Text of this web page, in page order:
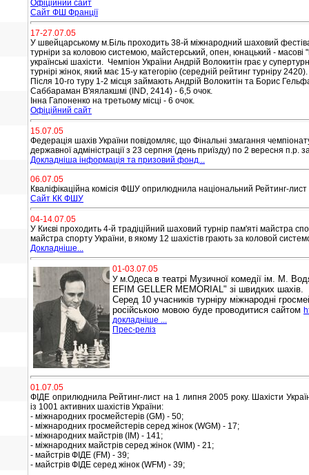
Офіційний сайт
Сайт ФШ Франції
17-27.07.05
У швейцарському м.Біль проходить 38-й міжнародний шаховий
турніри за коловою системою, майстерський, опен, юнацький - масові
українські шахісти. Чемпіон України Андрій Волокитін грає у
турнірі жінок, який має 15-у категорію (середній рейтинг турніру 2420).
Після 10-го туру 1-2 місця займають Андрій Волокитін та Борис
Саббараман В'яялакшмі (IND, 2414) - 6,5 очок.
Інна Гапоненко на третьому місці - 6 очок.
Офіційний сайт
15.07.05
Федерація шахів України повідомляє, що Фінальні змагання
державної адміністрації з 23 серпня (день приїзду) по 2 вересня п.р.
Докладніша інформація та призовий фонд...
06.07.05
Кваліфікаційна комісія ФШУ оприлюднила національний Рейтинг-лист
Сайт КК ФШУ
04-14.07.05
У Києві проходить 4-й традіційний шаховий турнір пам'яті майстра
майстра спорту України, в якому 12 шахістів грають за коловой
Докладніше...
01-03.07.05
У м.Одеса в театрі Музичної комедії ім. М.
EFІM GELLER MEMORІAL" зі швидких шахів.
Серед 10 учасників турніру міжнародні
російською мовою буде проводитися сайтом
докладніше ...
Прес-реліз
01.07.05
ФІДЕ оприлюднила Рейтинг-лист на 1 липня 2005 року. Шахісти
із 1001 активних шахістів України:
- міжнародних гросмейстерів (GM) - 50;
- міжнародних гросмейстерів серед жінок (WGM) - 17;
- міжнародних майстрів (IM) - 141;
- міжнародних майстрів серед жінок (WIM) - 21;
- майстрів ФІДЕ (FM) - 39;
- майстрів ФІДЕ серед жінок (WFM) - 39;